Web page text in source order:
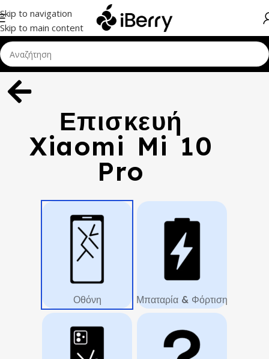
Skip to navigation
Skip to main content
Επισκευή
Xiaomi Mi 10
Pro
Οθόνη Μπαταρία & Φόρτιση